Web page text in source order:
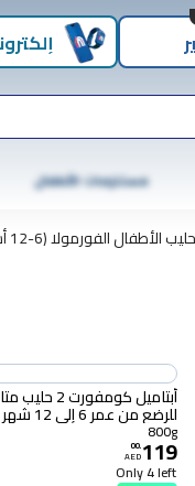
مستلزمات الأطفال
حليب الأطفال الفورمولا (6-12 أشهر)
أبتاميل كومفورت 2
للرضع من
الغذائي للمغص والإمساك،
سهلة الاستخدام 800 غرام
800g
119
.
00
AED
Only 4 left